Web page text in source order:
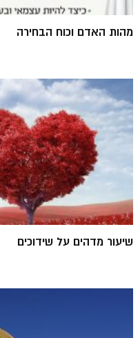
מהות האדם וכוח הבחירה
שיעור מדהים על שידוכים